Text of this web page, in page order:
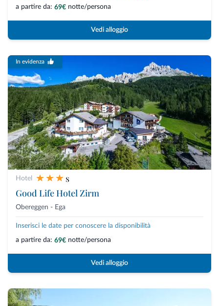
a partire da: 69€ notte/persona
Vedi alloggio
In evidenza
Hotel
s
Good Life Hotel Zirm
Obereggen - Ega
Inserisci le date per conoscere la disponibilità
a partire da: 69€ notte/persona
Vedi alloggio